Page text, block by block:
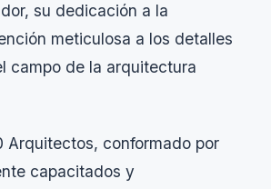
su dedicación a la
meticulosa a los detalles
campo de la arquitectura
Arquitectos, conformado por
capacitados y